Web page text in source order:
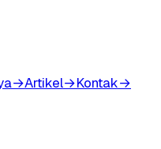
→Artikel→Kontak→